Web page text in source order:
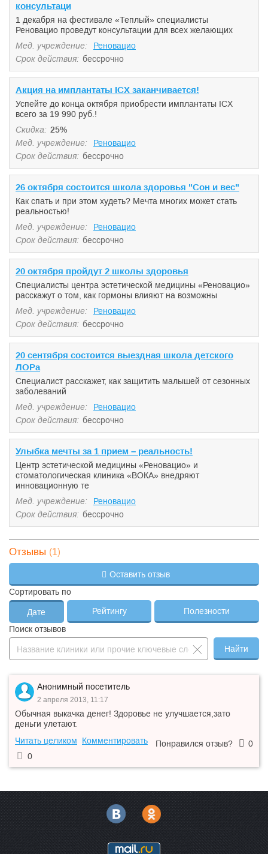
консультаци
1 декабря на фестивале «Теплый» специалисты
Реновацио проведут консультации для всех желающих
Мед. учреждение:
Реновацио
Срок действия: бессрочно
Акция на имплантаты ICX заканчивается!
Успейте до конца октября приобрести имплантаты ICX
всего за 19 990 руб.!
Скидка: 25%
Мед. учреждение:
Реновацио
Срок действия: бессрочно
26 октября состоится школа здоровья "Сон и вес"
Как спать и при этом худеть? Мечта многих может стать
реальностью!
Мед. учреждение:
Реновацио
Срок действия: бессрочно
20 октября пройдут 2 школы здоровья
Специалисты центра эстетической медицины «Реновацио»
расскажут о том, как гормоны влияют на возможны
Мед. учреждение:
Реновацио
Срок действия: бессрочно
20 сентября состоится выездная школа детского
ЛОРа
Специалист расскажет, как защитить малышей от сезонных
заболеваний
Мед. учреждение:
Реновацио
Срок действия: бессрочно
Улыбка мечты за 1 прием – реальность!
Центр эстетической медицины «Реновацио» и
стоматологическая клиника «ВОКА» внедряют
инновационную те
Мед. учреждение:
Реновацио
Срок действия: бессрочно
Отзывы (1)
Оставить отзыв
Сортировать по
Дате Рейтингу
Полезности
Поиск отзывов
Найти
Анонимный посетитель
2 апреля 2013, 11:17
Обычная выкачка денег! Здоровье не улучшается,зато
деньги улетают.
Читать целиком
Комментировать Понравился отзыв?
0
0